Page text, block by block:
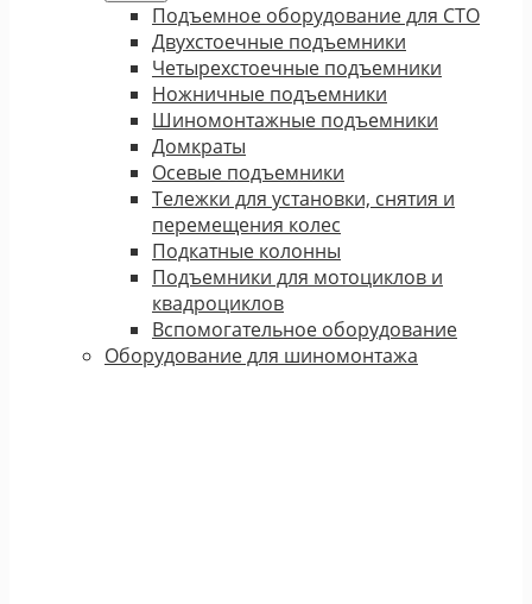
Подъемное оборудование для СТО
Двухстоечные подъемники
Четырехстоечные подъемники
Ножничные подъемники
Шиномонтажные подъемники
Домкраты
Осевые подъемники
Тележки для установки, снятия и
перемещения колес
Подкатные колонны
Подъемники для мотоциклов и
квадроциклов
Вспомогательное оборудование
Оборудование для шиномонтажа